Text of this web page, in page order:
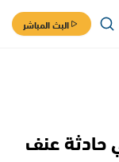
البث المباشر
حادثة عنف